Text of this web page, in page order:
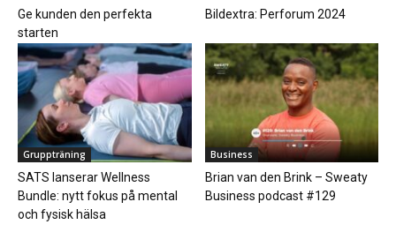
Ge kunden den perfekta
starten
Bildextra: Perforum 2024
Gruppträning
SATS lanserar Wellness
Bundle: nytt fokus på mental
och fysisk hälsa
Business
Brian van den Brink – Sweaty
Business podcast #129